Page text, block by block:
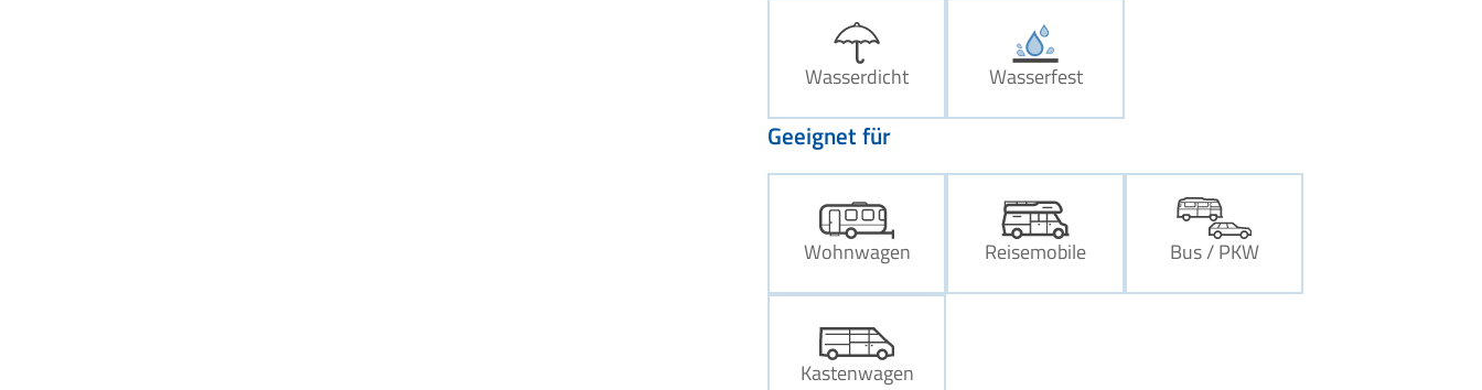
Wasserdicht Wasserfest
Geeignet für
Wohnwagen Reisemobile Bus / PKW
Kastenwagen